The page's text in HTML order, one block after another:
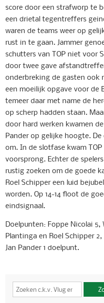
score door een strafworp te
een drietal tegentreffers
waren de teams weer op
rust in te gaan. Jammer
schutters van TOP niet voor
door twee gave
onderbreking de gasten ook
een moeilijk opgave voor de
temeer daar met name de
op scherp hadden staan.
door hard werken kwamen
Pander op gelijke hoogte.
om. In de slotfase kwam
voorsprong. Echter de
rustig zoeken om de goede
Roel Schipper een luid
worden. Op 14-14 floot de
eindsignaal.
Doelpunten: Foppe Nicolai 5,
Plantinga en Roel Schipper
Jan Pander 1 doelpunt.